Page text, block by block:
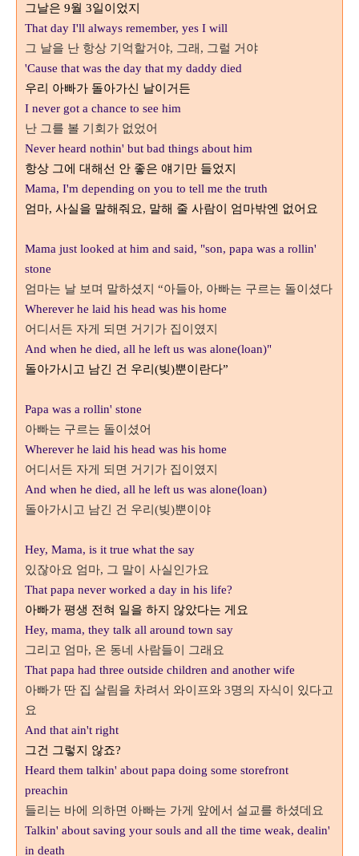
그날은 9월 3일이었지
That day I'll always remember, yes I will
그 날을 난 항상 기억할거야, 그래, 그럴 거야
'Cause that was the day that my daddy died
우리 아빠가 돌아가신 날이거든
I never got a chance to see him
난 그를 볼 기회가 없었어
Never heard nothin' but bad things about him
항상 그에 대해선 안 좋은 얘기만 들었지
Mama, I'm depending on you to tell me the truth
엄마, 사실을 말해줘요, 말해 줄 사람이 엄마밖엔 없어요
Mama just looked at him and said, "son, papa was a rollin'
stone
엄마는 날 보며 말하셨지 “아들아, 아빠는 구르는 돌이셨다
Wherever he laid his head was his home
어디서든 자게 되면 거기가 집이였지
And when he died, all he left us was alone(loan)"
돌아가시고 남긴 건 우리 (빚)뿐이란다”
Papa was a rollin' stone
아빠는 구르는 돌이셨어
Wherever he laid his head was his home
어디서든 자게 되면 거기가 집이였지
And when he died, all he left us was alone(loan)
돌아가시고 남긴 건 우리 (빚)뿐이야
Hey, Mama, is it true what the say
있잖아요 엄마, 그 말이 사실인가요
That papa never worked a day in his life?
아빠가 평생 전혀 일을 하지 않았다는 게요
Hey, mama, they talk all around town say
그리고 엄마, 온 동네 사람들이 그래요
That papa had three outside children and another wife
아빠가 딴 집 살림을 차려서 와이프와 3명의 자식이 있다고
요
And that ain't right
그건 그렇지 않죠?
Heard them talkin' about papa doing some storefront
preachin
들리는 바에 의하면 아빠는 가게 앞에서 설교를 하셨데요
Talkin' about saving your souls and all the time weak, dealin'
in death